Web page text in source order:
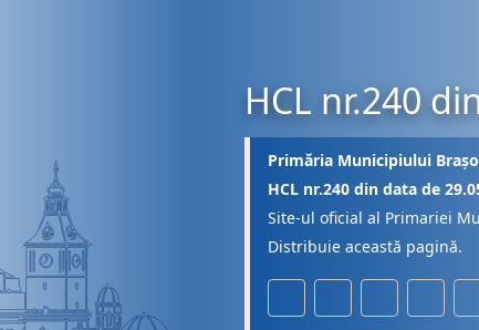
HCL nr.240
Primăria Municipiului
HCL nr.240 din data de
Site-ul oficial al Primariei
Distribuie această pagină.